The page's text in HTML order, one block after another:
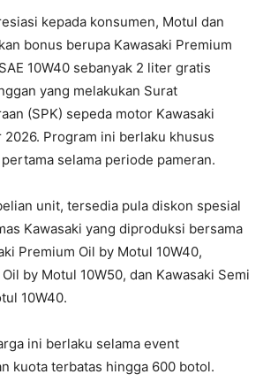
kepada konsumen, Motul dan
bonus berupa Kawasaki Premium
10W40 sebanyak 2 liter gratis
yang melakukan Surat
(SPK) sepeda motor Kawasaki
2026. Program ini berlaku khusus
selama periode pameran.
unit, tersedia pula diskon spesial
Kawasaki yang diproduksi bersama
Premium Oil by Motul 10W40,
by Motul 10W50, dan Kawasaki Semi
10W40.
ini berlaku selama event
kuota terbatas hingga 600 botol.